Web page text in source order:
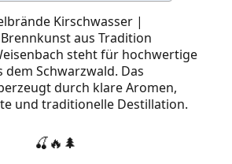
Kirschwasser |
aus Tradition
steht für hochwertige
Schwarzwald. Das
durch klare Aromen,
und traditionelle Destillation.
🍒🔥🌲